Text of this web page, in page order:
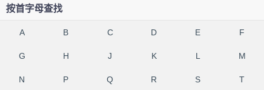
按首字母查找
A B C D E F
G H J K L M
N P Q R S T